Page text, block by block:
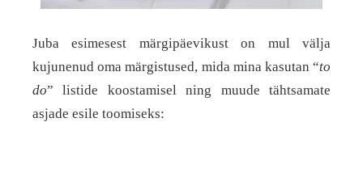
Juba esimesest märgipäevikust on mul välja
kujunenud oma märgistused, mida mina kasutan “to
do” listide koostamisel ning muude tähtsamate
asjade esile toomiseks: